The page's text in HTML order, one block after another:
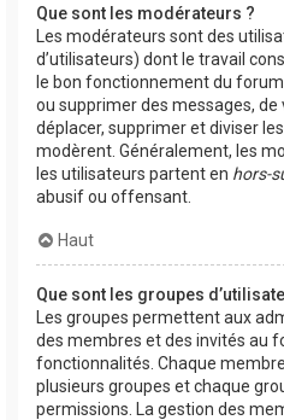
Que sont les modérateurs ?
Les modérateurs sont des
d’utilisateurs) dont le travail
le bon fonctionnement du
ou supprimer des messages, de
déplacer, supprimer et diviser
modèrent. Généralement, les
les utilisateurs partent en hors-
abusif ou offensant.
Haut
Que sont les groupes
Les groupes permettent aux
des membres et des invités au
fonctionnalités. Chaque
plusieurs groupes et chaque
permissions. La gestion des